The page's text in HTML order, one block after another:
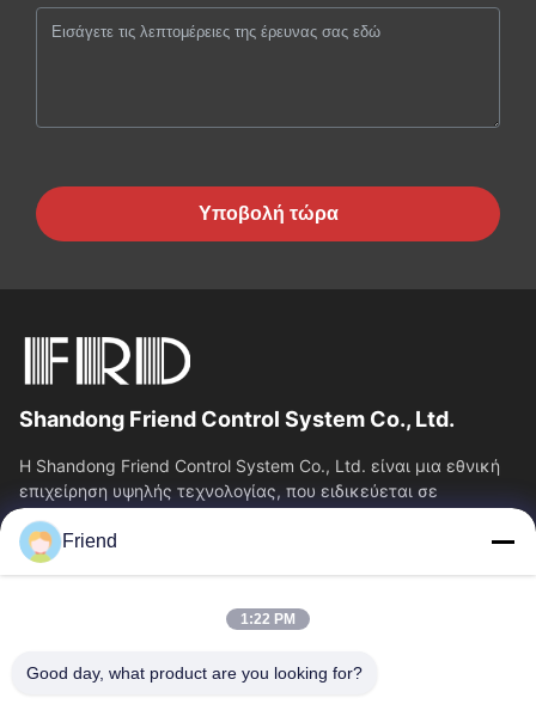
Υποβολή τώρα
Shandong Friend Control System Co., Ltd.
Η Shandong Friend Control System Co., Ltd. είναι μια εθνική
επιχείρηση υψηλής τεχνολογίας, που ειδικεύεται σε
υπηρεσίες Ε&Α οργάνων, κατασκευής...
Γρήγορες Συνδέσεις
Σχετικά Με Εμάς
Γύρος Εργοστασίων
Ποιοτικός Έλεγχος
Friend
1:22 PM
Good day, what product are you looking for?